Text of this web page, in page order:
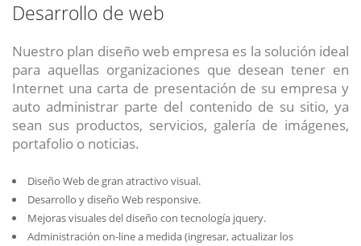
Desarrollo de web
Nuestro plan diseño web empresa es la solución ideal
para aquellas organizaciones que desean tener en
Internet una carta de presentación de su empresa y
auto administrar parte del contenido de su sitio, ya
sean sus productos, servicios, galería de imágenes,
portafolio o noticias.
Diseño Web de gran atractivo visual.
Desarrollo y diseño Web responsive.
Mejoras visuales del diseño con tecnología jquery.
Administración on-line a medida (ingresar, actualizar los